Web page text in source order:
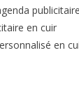
publicitaire
en cuir
en